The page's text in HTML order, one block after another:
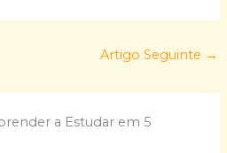
Artigo Seguinte →
a Estudar em 5